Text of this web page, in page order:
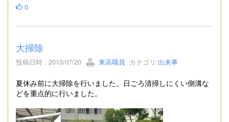
0
大掃除
投稿日時 : 2013/07/20 東高職員 カテゴリ:出来事
夏休み前に大掃除を行いました。日ごろ清掃しにくい側溝な
どを重点的に行いました。